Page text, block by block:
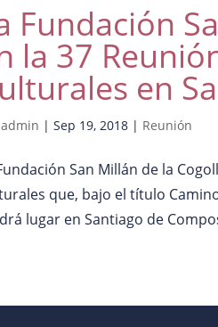
Fundación
la 37
en
admin |Sep 19, 2018 | Reunión
San Millán de la
que, bajo el título
lugar en Santiago de